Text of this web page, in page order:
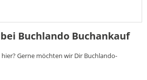
Buchlando Buchankauf
Gerne möchten wir Dir Buchlando-